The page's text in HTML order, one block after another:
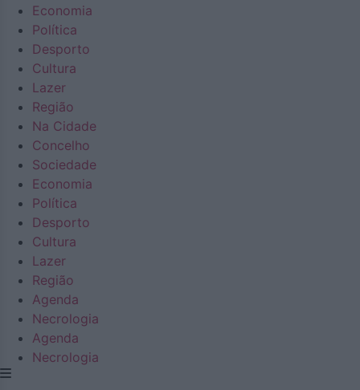
Economia
Política
Desporto
Cultura
Lazer
Região
Na Cidade
Concelho
Sociedade
Economia
Política
Desporto
Cultura
Lazer
Região
Agenda
Necrologia
Agenda
Necrologia